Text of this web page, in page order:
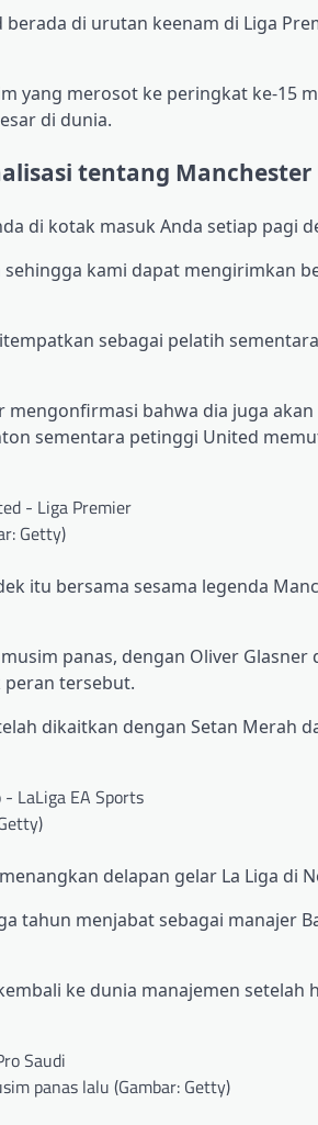
di urutan keenam di Liga
yang merosot ke peringkat ke-15
di dunia.
tentang
di kotak masuk Anda setiap pagi
kami dapat mengirimkan
sebagai pelatih
mengonfirmasi bahwa dia juga
sementara petinggi United
Getty)
itu bersama sesama legenda
panas, dengan Oliver Glasner
tersebut.
dikaitkan dengan Setan Merah
delapan gelar La Liga di
tahun menjabat sebagai manajer
ke dunia manajemen setelah
panas lalu (Gambar: Getty)